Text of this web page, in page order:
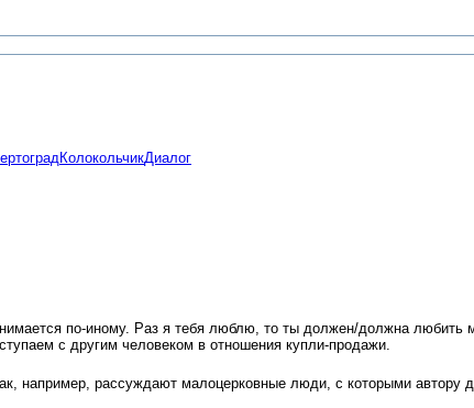
КолокольчикДиалог
по-иному. Раз я тебя люблю, то ты должен/должна любить
с другим человеком в отношения купли-продажи.
например, рассуждают малоцерковные люди, с которыми автору